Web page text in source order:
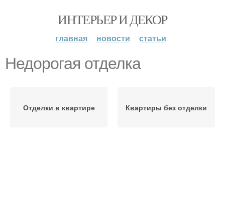
ИНТЕРЬЕР И ДЕКОР
главная новости статьи
Недорогая отделка
Отделки в квартире Квартиры без отделки